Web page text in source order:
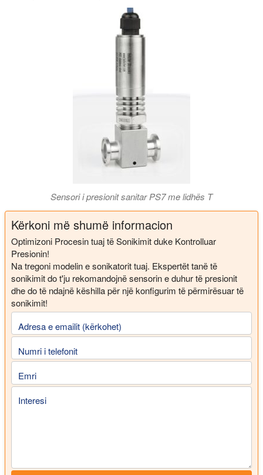
Sensori i presionit sanitar PS7 me lidhës T
Kërkoni më shumë informacion
Optimizoni Procesin tuaj të Sonikimit duke Kontrolluar
Presionin!
Na tregoni modelin e sonikatorit tuaj. Ekspertët tanë të
sonikimit do t'ju rekomandojnë sensorin e duhur të presionit
dhe do të ndajnë këshilla për një konfigurim të përmirësuar të
sonikimit!
Adresa e emailit (kërkohet)
Numri i telefonit
Emri
Interesi